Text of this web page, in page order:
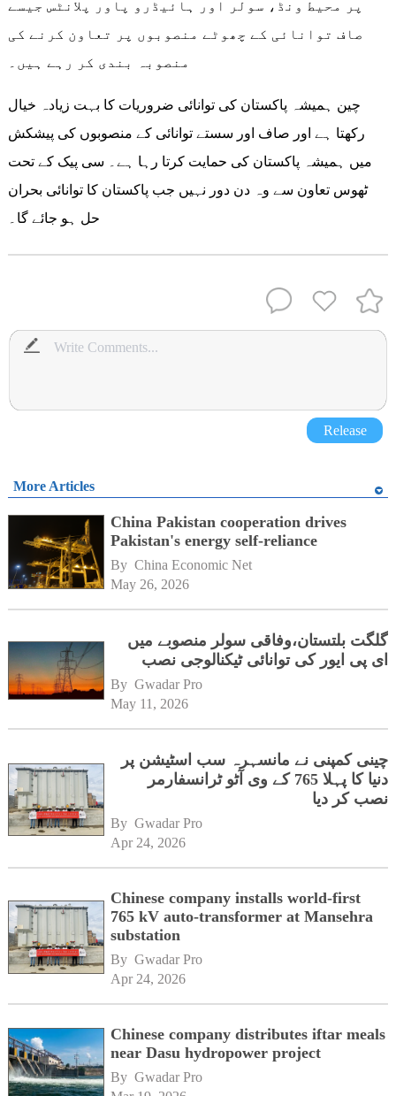
پر محیط ونڈ، سولر اور ہائیڈرو پاور پلانٹس جیسے
صاف توانائی کے چھوٹے منصوبوں پر تعاون کرنے کی
منصوبہ بندی کر رہے ہیں۔
چین ہمیشہ پاکستان کی توانائی ضروریات کا بہت زیادہ خیال
رکھتا ہے اور صاف اور سستے توانائی کے منصوبوں کی پیشکش
میں ہمیشہ پاکستان کی حمایت کرتا رہا ہے۔ سی پیک کے تحت
ٹھوس تعاون سے وہ دن دور نہیں جب پاکستان کا توانائی بحران
حل ہو جائے گا۔
Release
More Articles
China Pakistan cooperation drives
Pakistan's energy self-reliance
By China Economic Net
May 26, 2026
گلگت بلتستان،وفاقی سولر منصوبے میں
ای پی ایور کی توانائی ٹیکنالوجی نصب
By Gwadar Pro
May 11, 2026
چینی کمپنی نے مانسہرہ سب اسٹیشن پر
دنیا کا پہلا 765 کے وی آٹو ٹرانسفارمر
نصب کر دیا
By Gwadar Pro
Apr 24, 2026
Chinese company installs world-first
765 kV auto-transformer at Mansehra
substation
By Gwadar Pro
Apr 24, 2026
Chinese company distributes iftar meals
near Dasu hydropower project
By Gwadar Pro